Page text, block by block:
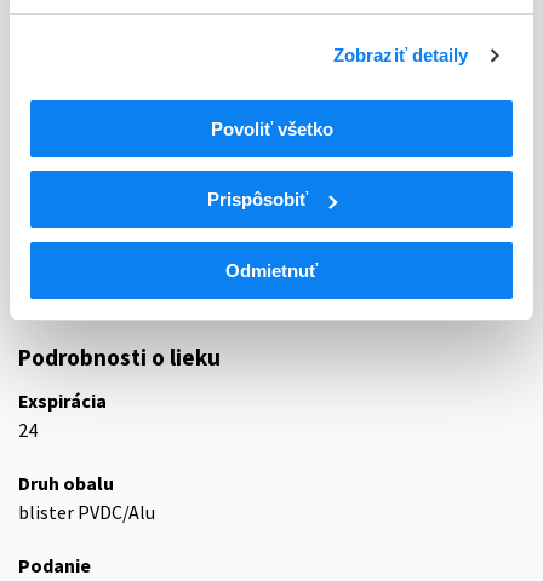
Zobraziť detaily
Povoliť všetko
Prispôsobiť
Odmietnuť
Teva B.V., Holandsko
21 - ANTIEPILEPTICA, ANTICONVULSIVA
ATC
N
Centrálna nervová sústava
Antiepileptiká
N03A
Antiepileptiká
Iné antiepileptiká
Podrobnosti o lieku
Exspirácia
24
Druh obalu
blister PVDC/Alu
Podanie